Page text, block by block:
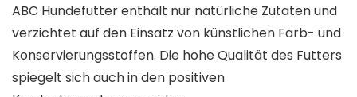
ABC Hundefutter enthält nur natürliche Zutaten und
verzichtet auf den Einsatz von künstlichen Farb- und
Konservierungsstoffen. Die hohe Qualität des Futters
spiegelt sich auch in den positiven